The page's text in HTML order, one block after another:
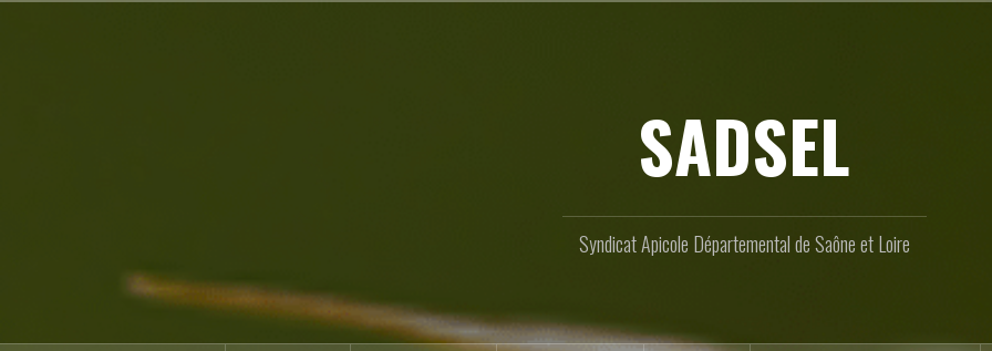
SADSEL
Syndicat Apicole Départemental de Saône et Loire